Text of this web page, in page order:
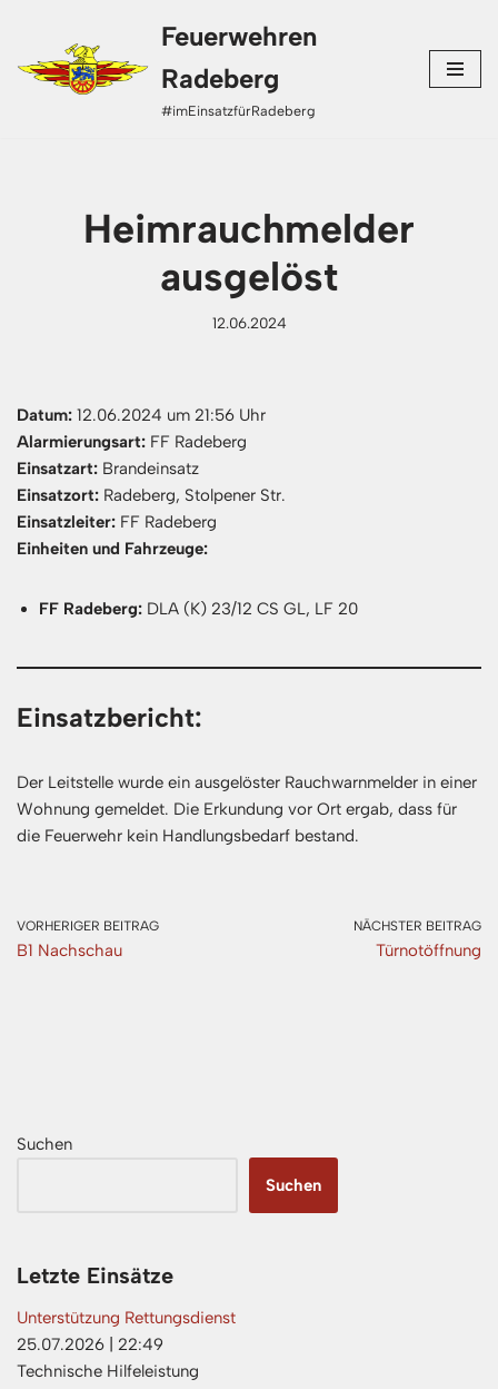
Zum
Inhalt
Feuerwehren
Radeberg
#imEinsatzfürRadeberg
Heimrauchmelder
ausgelöst
12.06.2024
Datum: 12.06.2024 um 21:56 Uhr
Alarmierungsart: FF Radeberg
Einsatzart: Brandeinsatz
Einsatzort: Radeberg, Stolpener Str.
Einsatzleiter: FF Radeberg
Einheiten und Fahrzeuge:
FF Radeberg: DLA (K) 23/12 CS GL, LF 20
Einsatzbericht:
Der Leitstelle wurde ein ausgelöster Rauchwarnmelder in einer
Wohnung gemeldet. Die Erkundung vor Ort ergab, dass für
die Feuerwehr kein Handlungsbedarf bestand.
VORHERIGER BEITRAG
B1 Nachschau
NÄCHSTER BEITRAG
Türnotöffnung
Suchen
Suchen
Letzte Einsätze
Unterstützung Rettungsdienst
25.07.2026
22:49
Technische Hilfeleistung